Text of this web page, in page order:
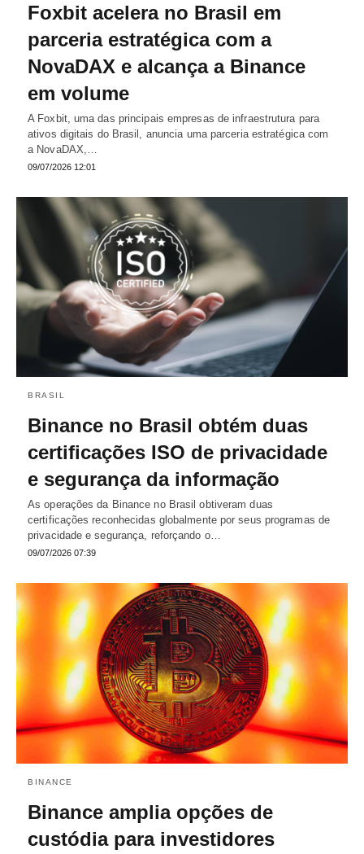
Foxbit acelera no Brasil em
parceria estratégica com a
NovaDAX e alcança a Binance
em volume
A Foxbit, uma das principais empresas de infraestrutura para
ativos digitais do Brasil, anuncia uma parceria estratégica com
a NovaDAX,…
09/07/2026 12:01
BRASIL
Binance no Brasil obtém duas
certificações ISO de privacidade
e segurança da informação
As operações da Binance no Brasil obtiveram duas
certificações reconhecidas globalmente por seus programas de
privacidade e segurança, reforçando o…
09/07/2026 07:39
BINANCE
Binance amplia opções de
custódia para investidores